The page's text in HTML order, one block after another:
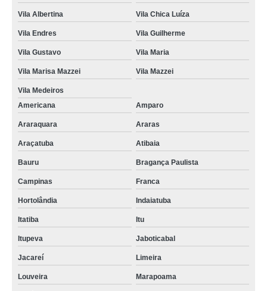
Vila Albertina Vila Chica Luíza
Vila Endres Vila Guilherme
Vila Gustavo Vila Maria
Vila Marisa Mazzei Vila Mazzei
Vila Medeiros
Americana
Amparo
Araraquara Araras
Araçatuba Atibaia
Bauru Bragança Paulista
Campinas Franca
Hortolândia Indaiatuba
Itatiba Itu
Itupeva Jaboticabal
Jacareí Limeira
Louveira Marapoama